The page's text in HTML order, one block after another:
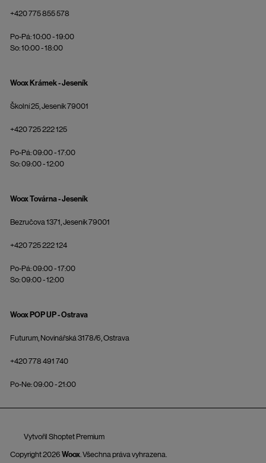
+420 775 855 578
Po-Pá: 10:00 - 19:00
So: 10:00 - 18:00
Woox Krámek - Jeseník
Školní 25, Jeseník 79001
+420 725 222 125
Po-Pá: 09:00 - 17:00
So: 09:00 - 12:00
Woox Továrna - Jeseník
Bezručova 1371, Jeseník 79001
+420 725 222 124
Po-Pá: 09:00 - 17:00
So: 09:00 - 12:00
Woox POP UP - Ostrava
Futurum, Novinářská 3178/6, Ostrava
+420 778 491 740
Po-Ne: 09:00 - 21:00
Vytvořil Shoptet Premium
Copyright 2026 Woox. Všechna práva vyhrazena.